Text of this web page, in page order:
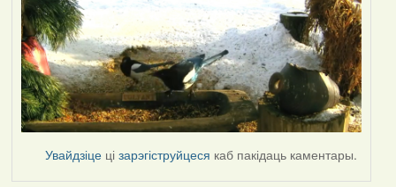
Увайдзіце цізарэгіструйцеся каб пакідаць каментары.